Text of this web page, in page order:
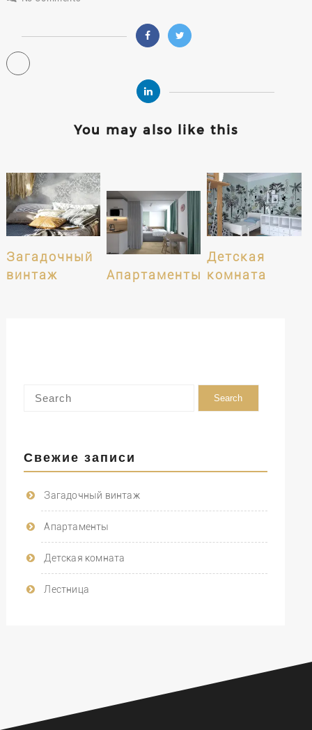
You may also like this
Загадочный
винтаж
Апартаменты
Детская
комната
Свежие записи
Загадочный винтаж
Апартаменты
Детская комната
Лестница